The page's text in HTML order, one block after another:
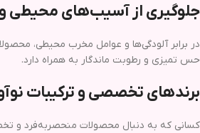
جلوگیری از آسیب‌های
در برابر آلودگی‌ها و عوامل مخرب محیطی،
حس تمیزی و رطوبت ماندگار به همراه دارد.
برندهای تخصصی و ترکیبات
کسانی که به دنبال محصولات منحصربه‌فرد و